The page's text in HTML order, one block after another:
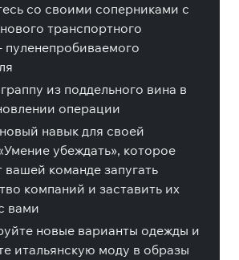
со своими соперниками с
транспортного
пуленепробиваемого
из поддельного вина в
операции
навык для своей
убеждать», которое
вашей команде запугать
компаний и заставить их
вами
новые варианты одежды и
итальянскую моду в образы